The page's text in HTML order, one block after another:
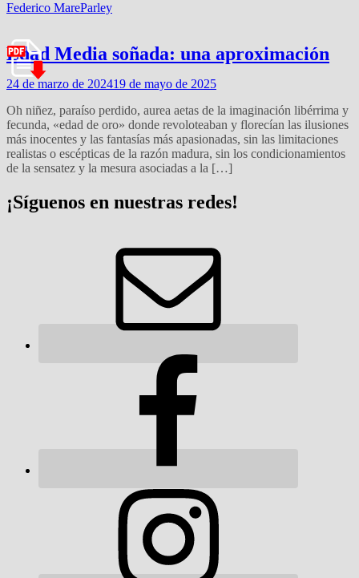
Federico MareParley
Edad Media soñada: una aproximación
24 de marzo de 202419 de mayo de 2025
Oh niñez, paraíso perdido, aurea aetas de la imaginación libérrima y
fecunda, «edad de oro» donde revoloteaban y florecían las ilusiones
más inocentes y las fantasías más apasionadas, sin las limitaciones
realistas o escépticas de la razón madura, sin los condicionamientos
de la sensatez y la mesura asociadas a la […]
¡Síguenos en nuestras redes!